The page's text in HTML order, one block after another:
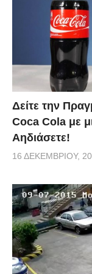
Δείτε την
Coca Cola με
Αηδιάσετε!
16 ΔΕΚΕΜΒΡΊΟΥ,